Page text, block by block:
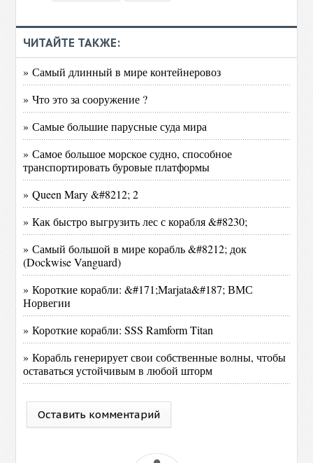
ЧИТАЙТЕ ТАКЖЕ:
» Самый длинный в мире контейнеровоз
» Что это за сооружение ?
» Самые большие парусные суда мира
» Самое большое морское судно, способное
транспортировать буровые платформы
» Queen Mary &#8212; 2
» Как быстро выгрузить лес с корабля &#8230;
» Самый большой в мире корабль &#8212; док
(Dockwise Vanguard)
» Короткие корабли: &#171;Marjata&#187; ВМС
Норвегии
» Короткие корабли: SSS Ramform Titan
» Корабль генерирует свои собственные волны, чтобы
оставаться устойчивым в любой шторм
Оставить комментарий